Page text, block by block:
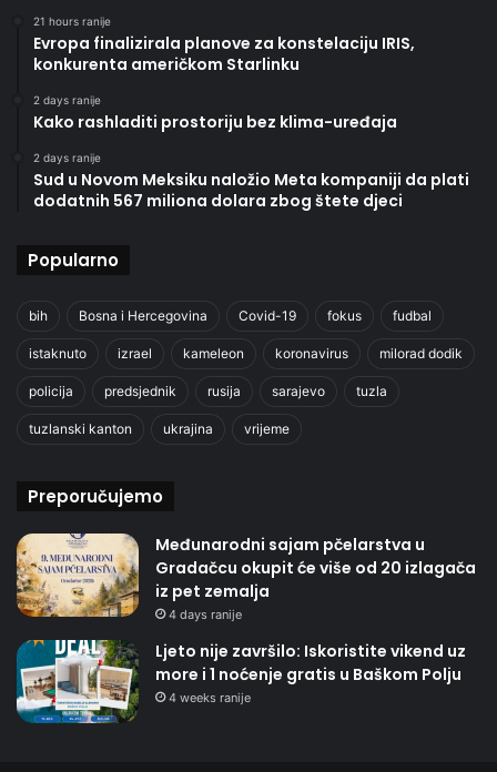
21 hours ranije
Evropa finalizirala planove za konstelaciju IRIS,
konkurenta američkom Starlinku
2 days ranije
Kako rashladiti prostoriju bez klima-uređaja
2 days ranije
Sud u Novom Meksiku naložio Meta kompaniji da plati
dodatnih 567 miliona dolara zbog štete djeci
Popularno
bih Bosna i Hercegovina Covid-19 fokus fudbal
istaknuto izrael kameleon koronavirus milorad dodik
policija predsjednik rusija sarajevo tuzla
tuzlanski kanton ukrajina vrijeme
Preporučujemo
Međunarodni sajam pčelarstva u
Gradačcu okupit će više od 20 izlagača
iz pet zemalja
4 days ranije
Ljeto nije završilo: Iskoristite vikend uz
more i 1 noćenje gratis u Baškom Polju
4 weeks ranije